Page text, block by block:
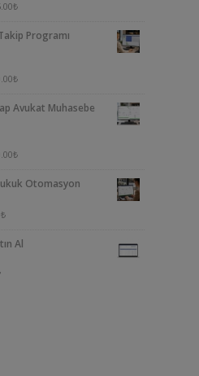
₺
Programı
₺
Avukat Muhasebe
₺
Otomasyon
₺
Al